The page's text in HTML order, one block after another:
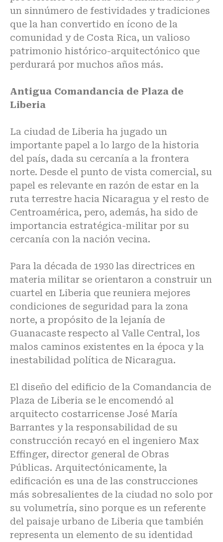
un sinnúmero de festividades y tradiciones
que la han convertido en ícono de la
comunidad y de Costa Rica, un valioso
patrimonio histórico-arquitectónico que
perdurará por muchos años más.
Antigua Comandancia de Plaza de
Liberia
La ciudad de Liberia ha jugado un
importante papel a lo largo de la historia
del país, dada su cercanía a la frontera
norte. Desde el punto de vista comercial, su
papel es relevante en razón de estar en la
ruta terrestre hacia Nicaragua y el resto de
Centroamérica, pero, además, ha sido de
importancia estratégica-militar por su
cercanía con la nación vecina.
Para la década de 1930 las directrices en
materia militar se orientaron a construir un
cuartel en Liberia que reuniera mejores
condiciones de seguridad para la zona
norte, a propósito de la lejanía de
Guanacaste respecto al Valle Central, los
malos caminos existentes en la época y la
inestabilidad política de Nicaragua.
El diseño del edificio de la Comandancia de
Plaza de Liberia se le encomendó al
arquitecto costarricense José María
Barrantes y la responsabilidad de su
construcción recayó en el ingeniero Max
Effinger, director general de Obras
Públicas. Arquitectónicamente, la
edificación es una de las construcciones
más sobresalientes de la ciudad no solo por
su volumetría, sino porque es un referente
del paisaje urbano de Liberia que también
representa un elemento de su identidad